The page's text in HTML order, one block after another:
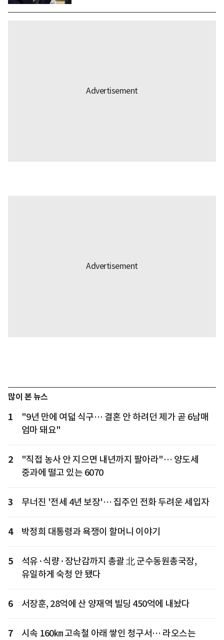
많이 본 뉴스
1
"9년 만에 여덟 식구… 결혼 안 하려던 제가 곧 6남매
엄마 돼요"
2
"직접 농사 안 지으면 내년까지 팔아라"… 양도세
중과에 떨고 있는 6070
3 무너진 '전세 4년 보장'… 집주인 전화 두려운 세입자
4 박정희 대통령과 욕쟁이 할머니 이야기
5
석유·식량·장난감까지 총괄 北 군수동원총국장,
유일하게 숙청 안 됐다
6 서장훈, 28억에 산 양재역 빌딩 450억에 내놨다
7
시속 160㎞ 고속철 아래 쌓인 청구서… 라오스는